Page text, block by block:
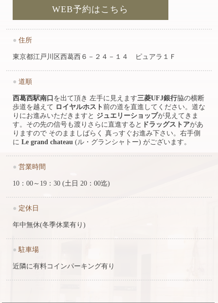
WEB予約はこちら
● 住所
東京都江戸川区西葛西６－２４－１４ ピュアラ１Ｆ
● 道順
西葛西駅南口 を出て頂き 左手に見えます三菱UFJ銀行脇の横断
歩道を越えて ロイヤルホスト前の道を直進してください。道な
りにお進みいただきますと ジュエリーショップが見えてきま
す。その先の信号も渡りさらに直進すると ドラッグストアがあ
りますので そのまましばらく 真っすぐお進み下さい。右手側
に Le grand chateau (ル・グランシャトー) がございます。
● 営業時間
10：00～19：30 (土日 20：00迄)
● 定休日
年中無休(冬季休業有り)
● 駐車場
近隣に有料コインパーキング有り